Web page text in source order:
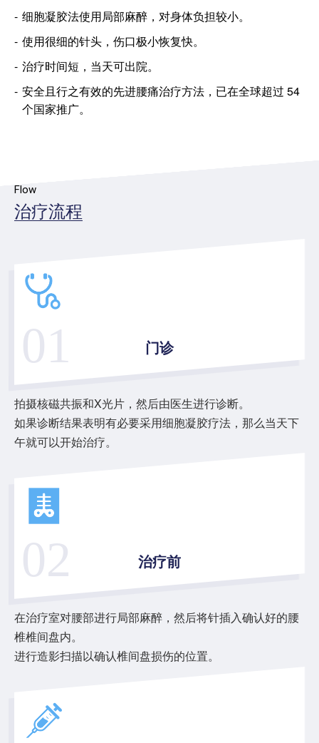
细胞凝胶法使用局部麻醉，对身体负担较小。
使用很细的针头，伤口极小恢复快。
治疗时间短，当天可出院。
安全且行之有效的先进腰痛治疗方法，已在全球超过 54
个国家推广。
Flow
治疗流程
01 门诊
拍摄核磁共振和X光片，然后由医生进行诊断。
如果诊断结果表明有必要采用细胞凝胶疗法，那么当天下
午就可以开始治疗。
02 治疗前
在治疗室对腰部进行局部麻醉，然后将针插入确认好的腰
椎椎间盘内。
进行造影扫描以确认椎间盘损伤的位置。